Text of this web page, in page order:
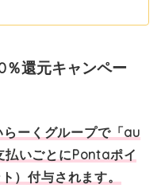
％還元キャンペー
らーくグループで「au
払いごとにPontaポイ
）付与されます。